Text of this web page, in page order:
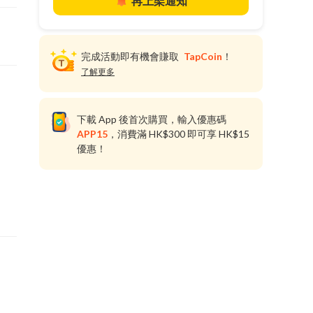
完成活動即有機會賺取 TapCoin ！
了解更多
下載 App 後首次購買，輸入優惠碼
APP15 ，消費滿 HK$300 即可享 HK$15
優惠！